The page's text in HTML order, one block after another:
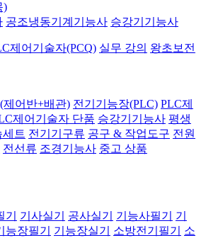
)
공조냉동기계기능사 승강기기능사
제어기술자(PCQ) 실무 강의 왕초보전
제어반+배관) 전기기능장(PLC) PLC제
제어기술자 단품 승강기기능사 평생
트 전기기구류 공구 & 작업도구 전원
전선류 조경기능사 중고 상품
기사실기 공사실기 기능사필기
기
능장필기 기능장실기 소방전기필기
소